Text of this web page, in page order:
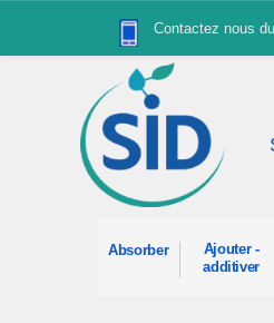
Contactez nous
Absorber
Ajouter -
additiver